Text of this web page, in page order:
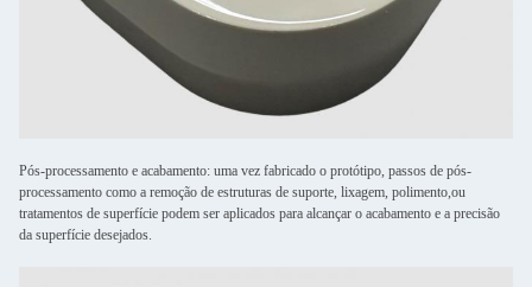
Pós-processamento e acabamento: uma vez fabricado o protótipo, passos de pós-
processamento como a remoção de estruturas de suporte, lixagem, polimento,ou
tratamentos de superfície podem ser aplicados para alcançar o acabamento e a precisão
da superfície desejados.